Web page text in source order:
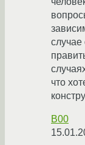
случае
что
B00